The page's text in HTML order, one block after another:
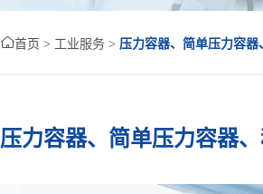
首页 > 工业服务 > 压力容器、简单压力容
压力容器、简单压力容器